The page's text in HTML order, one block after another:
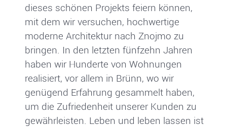
dieses schönen Projekts feiern können,
mit dem wir versuchen, hochwertige
moderne Architektur nach Znojmo zu
bringen. In den letzten fünfzehn Jahren
haben wir Hunderte von Wohnungen
realisiert, vor allem in Brünn, wo wir
genügend Erfahrung gesammelt haben,
um die Zufriedenheit unserer Kunden zu
gewährleisten. Leben und leben lassen ist